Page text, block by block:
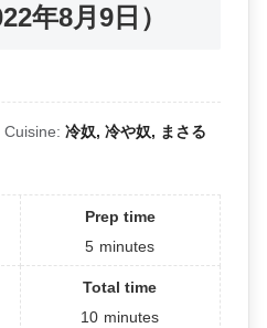
年8月9日）
Cuisine: 冷奴, 冷や奴, まさる
Prep time
5 minutes
Total time
10 minutes